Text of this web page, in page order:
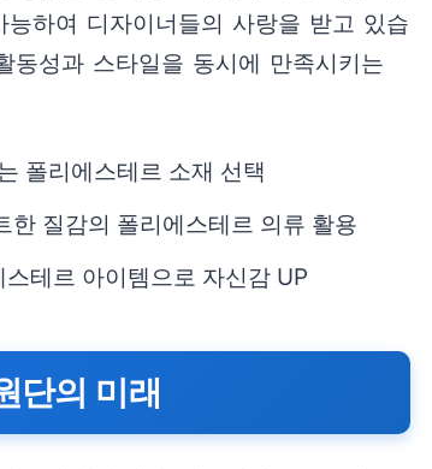
하여 디자이너들의 사랑을 받고 있습
동성과 스타일을 동시에 만족시키는
폴리에스테르 소재 선택
한 질감의 폴리에스테르 의류 활용
테르 아이템으로 자신감 UP
단의 미래